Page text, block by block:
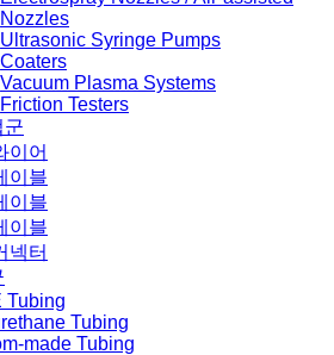
Nozzles
Ultrasonic Syringe Pumps
Coaters
Vacuum Plasma Systems
Friction Testers
군
이어
이블
이블
이블
넥터
Tubing
Tubing
made Tubing